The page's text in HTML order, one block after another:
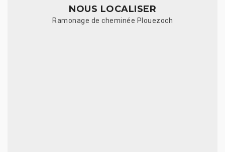
NOUS LOCALISER
Ramonage de cheminée Plouezoch